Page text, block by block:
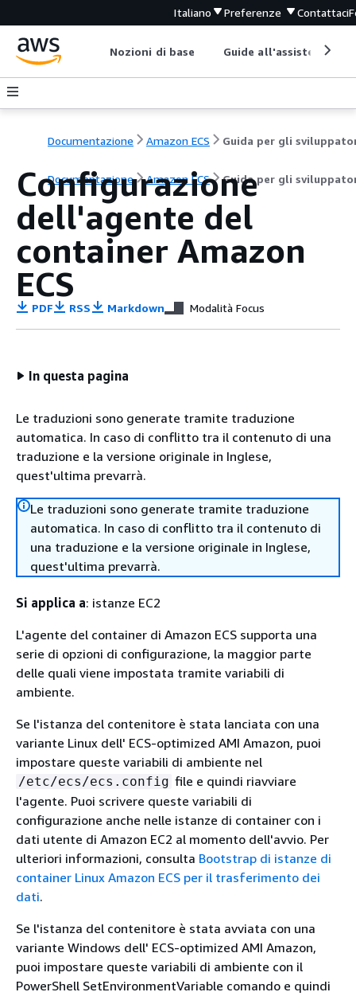
Italiano Preferenze Contattaci
Nozioni di base Guide all'assistenza
Documentazione Amazon ECS Guida per gli
Documentazione Amazon ECS Guida per gli
Configurazione
dell'agente del
container Amazon
ECS
PDF RSS Markdown Modalità Focus
In questa pagina
Le traduzioni sono generate tramite traduzione
automatica. In caso di conflitto tra il contenuto di una
traduzione e la versione originale in Inglese,
quest'ultima prevarrà.
Le traduzioni sono generate tramite traduzione
automatica. In caso di conflitto tra il contenuto di
una traduzione e la versione originale in Inglese,
quest'ultima prevarrà.
Si applica a: istanze EC2
L'agente del container di Amazon ECS supporta una
serie di opzioni di configurazione, la maggior parte
delle quali viene impostata tramite variabili di
ambiente.
Se l'istanza del contenitore è stata lanciata con una
variante Linux dell' ECS-optimized AMI Amazon, puoi
impostare queste variabili di ambiente nel
/etc/ecs/ecs.config file e quindi riavviare
l'agente. Puoi scrivere queste variabili di
configurazione anche nelle istanze di container con i
dati utente di Amazon EC2 al momento dell'avvio. Per
ulteriori informazioni, consulta Bootstrap di istanze di
container Linux Amazon ECS per il trasferimento dei
dati.
Se l'istanza del contenitore è stata avviata con una
variante Windows dell' ECS-optimized AMI Amazon,
puoi impostare queste variabili di ambiente con il
PowerShell SetEnvironmentVariable comando e quindi